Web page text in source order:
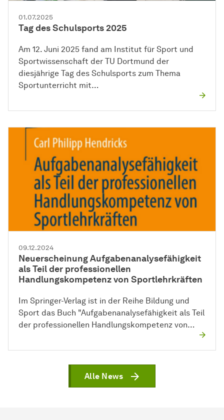
01.07.2025
Tag des Schulsports 2025
Am 12. Juni 2025 fand am Institut für Sport und
Sportwissenschaft der TU Dortmund der
diesjährige Tag des Schulsports zum Thema
Sportunterricht mit…
09.12.2024
Neuerscheinung Aufgabenanalysefähigkeit
als Teil der professionellen
Handlungskompetenz von Sportlehrkräften
Im Springer-Verlag ist in der Reihe Bildung und
Sport das Buch "Aufgabenanalysefähigkeit als Teil
der professionellen Handlungskompetenz von…
Alle News